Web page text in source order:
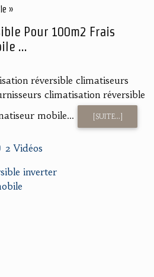
»
Pour 100m2 Frais
...
réversible climatiseurs
climatisation réversible
mobile...
[SUITE...]
2 Vidéos
inverter